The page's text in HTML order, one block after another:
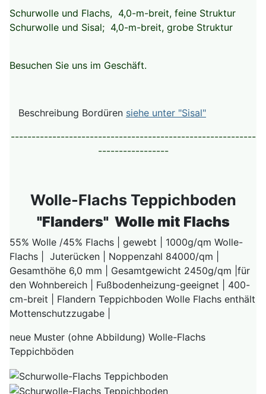
Schurwolle und Flachs, 4,0-m-breit, feine Struktur
Schurwolle und Sisal; 4,0-m-breit, grobe Struktur
Besuchen Sie uns im Geschäft.
Beschreibung Bordüren siehe unter "Sisal"
-----------------------------------------------------------
-----------------
Wolle-Flachs Teppichboden
"Flanders" Wolle mit Flachs
55% Wolle /45% Flachs | gewebt | 1000g/qm Wolle-
Flachs | Juterücken | Noppenzahl 84000/qm |
Gesamthöhe 6,0 mm | Gesamtgewicht 2450g/qm |für
den Wohnbereich | Fußbodenheizung-geeignet | 400-
cm-breit | Flandern Teppichboden Wolle Flachs enthält
Mottenschutzzugabe |
neue Muster (ohne Abbildung) Wolle-Flachs
Teppichböden